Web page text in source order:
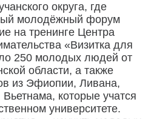
округа, где
молодёжный форум
на тренинге Центра
«Визитка для
250 молодых людей от
области, а также
из Эфиопии, Ливана,
которые учатся
университете.